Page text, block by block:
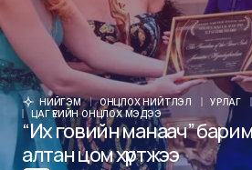
НИЙГЭМ ОНЦЛОХ НИЙТЛЭЛ УРЛАГ
ЦАГ ҮЕИЙН ОНЦЛОХ МЭДЭЭ
“Их говийн манаач”
алтан цом хүртжээ